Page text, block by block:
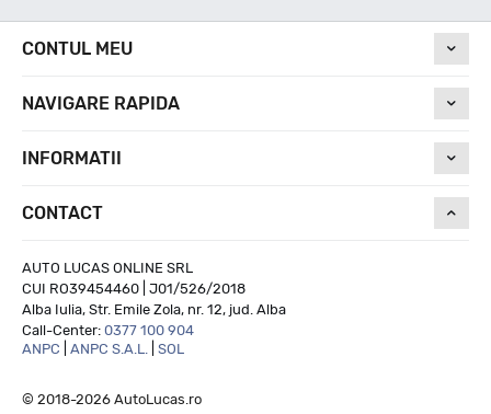
CONTUL MEU
NAVIGARE RAPIDA
INFORMATII
CONTACT
AUTO LUCAS ONLINE SRL
CUI RO39454460 | J01/526/2018
Alba Iulia, Str. Emile Zola, nr. 12, jud. Alba
Call-Center: 0377 100 904
ANPC
ANPC S.A.L. SOL
© 2018-2026 AutoLucas.ro